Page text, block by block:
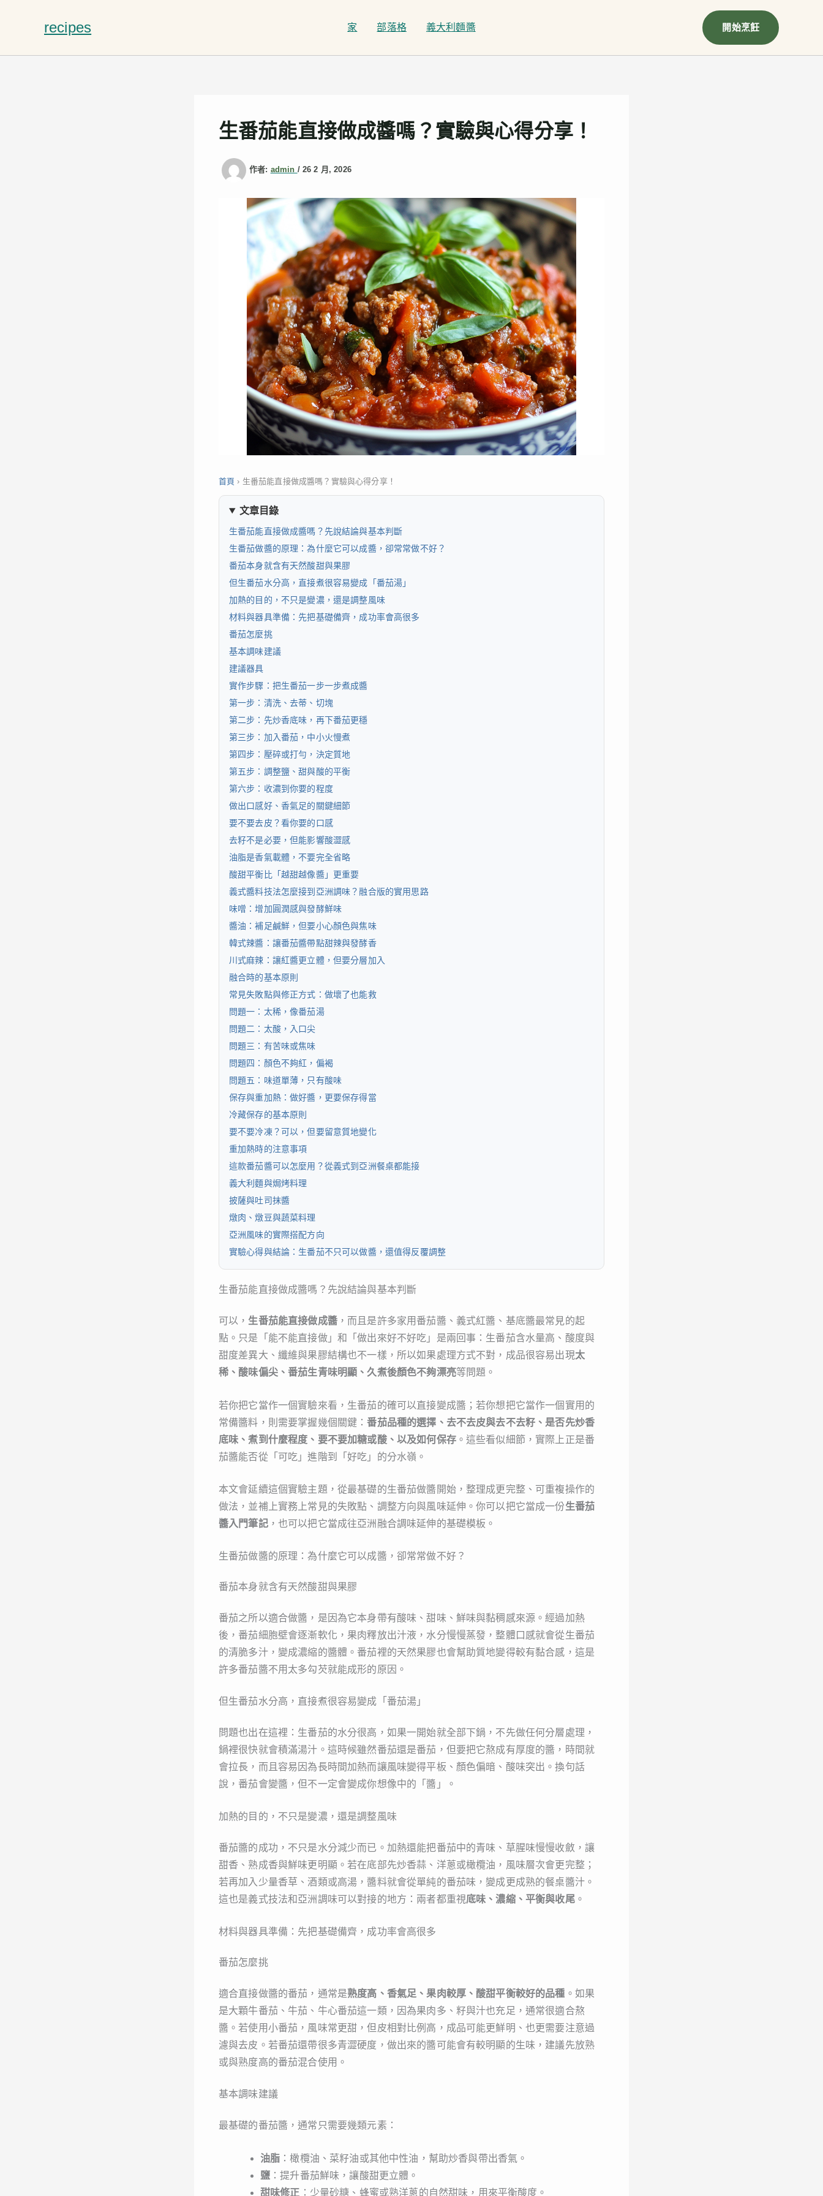
要
recipes 家 部落格 義大利麵醬 開始烹飪
生番茄能直接做成醬嗎？實驗與心得分享！
作者: admin / 26 2 月, 2026
首頁 › 生番茄能直接做成醬嗎？實驗與心得分享！
文章目錄
生番茄能直接做成醬嗎？先說結論與基本判斷
生番茄做醬的原理：為什麼它可以成醬，卻常常做不好？
番茄本身就含有天然酸甜與果膠
但生番茄水分高，直接煮很容易變成「番茄湯」
加熱的目的，不只是變濃，還是調整風味
材料與器具準備：先把基礎備齊，成功率會高很多
番茄怎麼挑
基本調味建議
建議器具
實作步驟：把生番茄一步一步煮成醬
第一步：清洗、去蒂、切塊
第二步：先炒香底味，再下番茄更穩
第三步：加入番茄，中小火慢煮
第四步：壓碎或打勻，決定質地
第五步：調整鹽、甜與酸的平衡
第六步：收濃到你要的程度
做出口感好、香氣足的關鍵細節
要不要去皮？看你要的口感
去籽不是必要，但能影響酸澀感
油脂是香氣載體，不要完全省略
酸甜平衡比「越甜越像醬」更重要
義式醬料技法怎麼接到亞洲調味？融合版的實用思路
味噌：增加圓潤感與發酵鮮味
醬油：補足鹹鮮，但要小心顏色與焦味
韓式辣醬：讓番茄醬帶點甜辣與發酵香
川式麻辣：讓紅醬更立體，但要分層加入
融合時的基本原則
常見失敗點與修正方式：做壞了也能救
問題一：太稀，像番茄湯
問題二：太酸，入口尖
問題三：有苦味或焦味
問題四：顏色不夠紅，偏褐
問題五：味道單薄，只有酸味
保存與重加熱：做好醬，更要保存得當
冷藏保存的基本原則
要不要冷凍？可以，但要留意質地變化
重加熱時的注意事項
這款番茄醬可以怎麼用？從義式到亞洲餐桌都能接
義大利麵與焗烤料理
披薩與吐司抹醬
燉肉、燉豆與蔬菜料理
亞洲風味的實際搭配方向
實驗心得與結論：生番茄不只可以做醬，還值得反覆調整
生番茄能直接做成醬嗎？先說結論與基本判斷
可以， 生番茄能直接做成醬，而且是許多家用番茄醬、義式紅醬、基底醬最常見的起
點。只是「能不能直接做」和「做出來好不好吃」是兩回事：生番茄含水量高、酸度與
甜度差異大、纖維與果膠結構也不一樣，所以如果處理方式不對，成品很容易出現太
稀、酸味偏尖、番茄生青味明顯、久煮後顏色不夠漂亮等問題。
若你把它當作一個實驗來看，生番茄的確可以直接變成醬；若你想把它當作一個實用的
常備醬料，則需要掌握幾個關鍵：番茄品種的選擇、去不去皮與去不去籽、是否先炒香
底味、煮到什麼程度、要不要加糖或酸、以及如何保存。這些看似細節，實際上正是番
茄醬能否從「可吃」進階到「好吃」的分水嶺。
本文會延續這個實驗主題，從最基礎的生番茄做醬開始，整理成更完整、可重複操作的
做法，並補上實務上常見的失敗點、調整方向與風味延伸。你可以把它當成一份生番茄
醬入門筆記，也可以把它當成往亞洲融合調味延伸的基礎模板。
生番茄做醬的原理：為什麼它可以成醬，卻常常做不好？
番茄本身就含有天然酸甜與果膠
番茄之所以適合做醬，是因為它本身帶有酸味、甜味、鮮味與黏稠感來源。經過加熱
後，番茄細胞壁會逐漸軟化，果肉釋放出汁液，水分慢慢蒸發，整體口感就會從生番茄
的清脆多汁，變成濃縮的醬體。番茄裡的天然果膠也會幫助質地變得較有黏合感，這是
許多番茄醬不用太多勾芡就能成形的原因。
但生番茄水分高，直接煮很容易變成「番茄湯」
問題也出在這裡：生番茄的水分很高，如果一開始就全部下鍋，不先做任何分層處理，
鍋裡很快就會積滿湯汁。這時候雖然番茄還是番茄，但要把它熬成有厚度的醬，時間就
會拉長，而且容易因為長時間加熱而讓風味變得平板、顏色偏暗、酸味突出。換句話
說，番茄會變醬，但不一定會變成你想像中的「醬」。
加熱的目的，不只是變濃，還是調整風味
番茄醬的成功，不只是水分減少而已。加熱還能把番茄中的青味、草腥味慢慢收斂，讓
甜香、熟成香與鮮味更明顯。若在底部先炒香蒜、洋蔥或橄欖油，風味層次會更完整；
若再加入少量香草、酒類或高湯，醬料就會從單純的番茄味，變成更成熟的餐桌醬汁。
這也是義式技法和亞洲調味可以對接的地方：兩者都重視底味、濃縮、平衡與收尾。
材料與器具準備：先把基礎備齊，成功率會高很多
番茄怎麼挑
適合直接做醬的番茄，通常是熟度高、香氣足、果肉較厚、酸甜平衡較好的品種 。如果
是大顆牛番茄、牛茄、牛心番茄這一類，因為果肉多、籽與汁也充足，通常很適合熬
醬。若使用小番茄，風味常更甜，但皮相對比例高，成品可能更鮮明、也更需要注意過
濾與去皮。若番茄還帶很多青澀硬度，做出來的醬可能會有較明顯的生味，建議先放熟
或與熟度高的番茄混合使用。
基本調味建議
最基礎的番茄醬，通常只需要幾類元素：
油脂 ：橄欖油、菜籽油或其他中性油，幫助炒香與帶出香氣。
鹽 ：提升番茄鮮味，讓酸甜更立體。
甜味修正 ：少量砂糖、蜂蜜或熟洋蔥的自然甜味，用來平衡酸度。